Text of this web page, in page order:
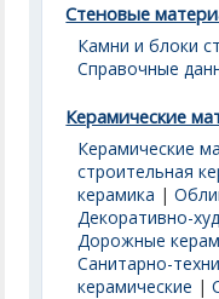
Стеновые
Камни и блоки
Справочные
Керамические
Керамические
строительная
керамика |
Декоративно-
Дорожные
Санитарно-
керамические |